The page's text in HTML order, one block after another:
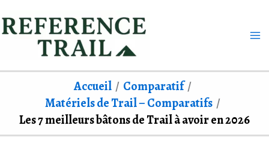
au
Accueil
Comparatif
Matériels de Trail – Comparatifs
Les 7 meilleurs bâtons de Trail à avoir en 2026